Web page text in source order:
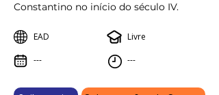
Constantino no início do século IV.
EAD
---
Livre
---